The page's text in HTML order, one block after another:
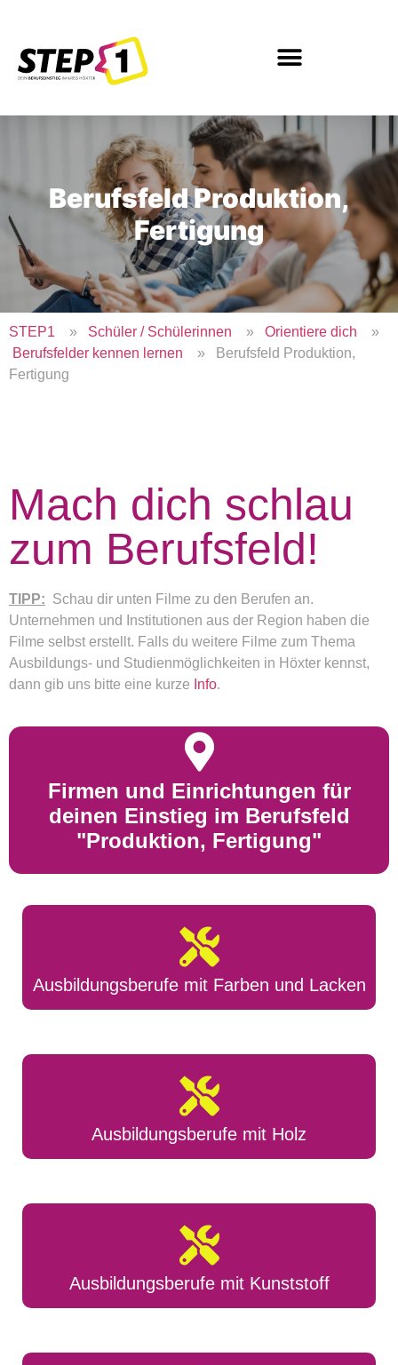
Berufsfeld Produktion,
Fertigung
STEP1 » Schüler / Schülerinnen » Orientiere dich »
Berufsfelder kennen lernen
» Berufsfeld Produktion,
Fertigung
Mach dich schlau
zum Berufsfeld!
TIPP: Schau dir unten Filme zu den Berufen an.
Unternehmen und Institutionen aus der Region haben die
Filme selbst erstellt. Falls du weitere Filme zum Thema
Ausbildungs- und Studienmöglichkeiten in Höxter kennst,
dann gib uns bitte eine kurze Info.
Firmen und Einrichtungen für
deinen Einstieg im Berufsfeld
"Produktion, Fertigung"
Ausbildungsberufe mit Farben und Lacken
Ausbildungsberufe mit Holz
Ausbildungsberufe mit Kunststoff